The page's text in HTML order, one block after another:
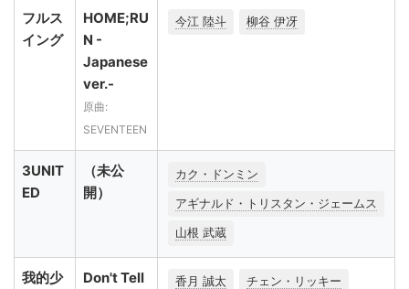
フルス
イング
HOME;RU
N -
Japanese
ver.-
原曲:
SEVENTEEN
今江 陸斗 柳谷 伊冴
3UNIT
ED
（未公
開）
カク・ドンミン
アギナルド・トリスタン・ジェームス
山根 武蔵
我的少
Don't Tell
香月 誠太 チェン・リッキー